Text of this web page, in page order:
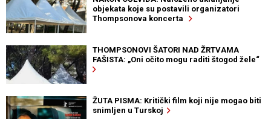
objekata koje su postavili organizatori
Thompsonova koncerta
THOMPSONOVI ŠATORI NAD ŽRTVAMA
FAŠISTA: „Oni očito mogu raditi štogod žele“
ŽUTA PISMA: Kritički film koji nije mogao biti
snimljen u Turskoj